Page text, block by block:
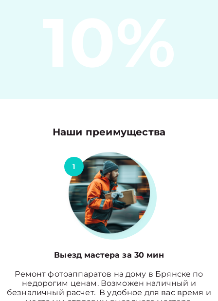
10%
Наши преимущества
1
Выезд мастера за 30 мин
Ремонт фотоаппаратов на дому в Брянске по
недорогим ценам. Возможен наличный и
безналичный расчет. В удобное для вас время и